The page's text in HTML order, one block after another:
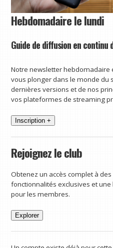
Hebdomadaire le lundi
Guide de diffusion en continu
Notre newsletter
vous plonger dans le monde du
dernières versions et de nos
vos plateformes de streaming
Inscription +
Rejoignez le club
Obtenez un accès complet à
fonctionnalités exclusives et
pour les membres.
Explorer